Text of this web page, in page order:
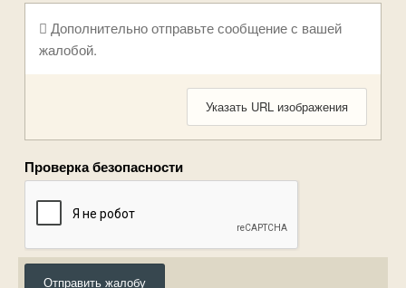
Дополнительно отправьте сообщение с вашей
жалобой.
Указать URL изображения
Проверка безопасности
Отправить жалобу